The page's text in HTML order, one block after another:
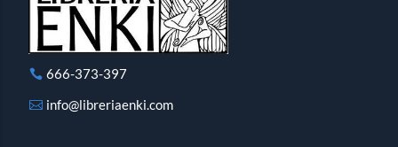
666-373-397
info@libreriaenki.com